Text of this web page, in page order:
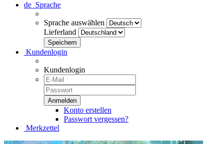
de Sprache
Sprache auswählen
Lieferland
Kundenlogin
Kundenlogin
Konto erstellen
Passwort vergessen?
Merkzettel